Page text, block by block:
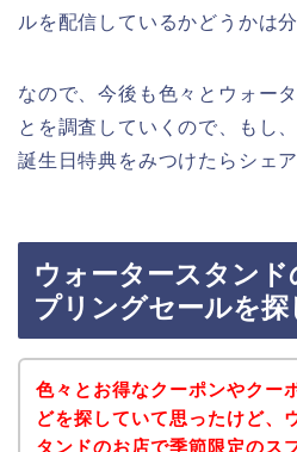
ルを配信しているかどうかは
なので、今後も色々とウォー
とを調査していくので、もし
誕生日特典をみつけたらシェ
ウォータースタンド
プリングセールを探
色々とお得なクーポンやクー
どを探していて思ったけど、
タンドのお店で季節限定のス